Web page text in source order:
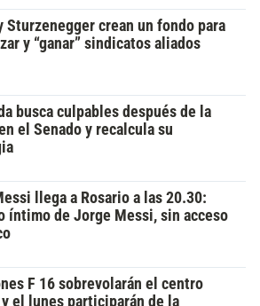
Sturzenegger crean un fondo para
y “ganar” sindicatos aliados
busca culpables después de la
el Senado y recalcula su
llega a Rosario a las 20.30:
íntimo de Jorge Messi, sin acceso
F 16 sobrevolarán el centro
el lunes participarán de la